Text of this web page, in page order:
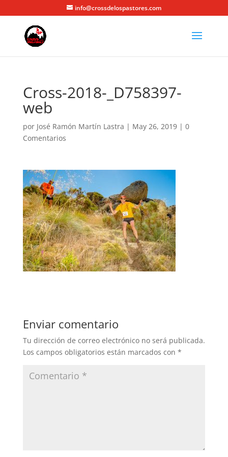
info@crossdelospastores.com
Cross-2018-_D758397-
web
por José Ramón Martín Lastra | May 26, 2019| 0
Comentarios
Enviar comentario
Tu dirección de correo electrónico no será publicada.
Los campos obligatorios están marcados con *